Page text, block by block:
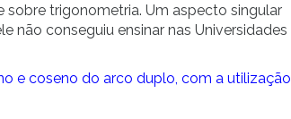
trigonometria. Um aspecto singular
não conseguiu ensinar nas Universidades
e coseno do arco duplo, com a utilização